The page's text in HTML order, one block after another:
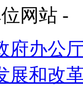
网站 -
府办公
展和改